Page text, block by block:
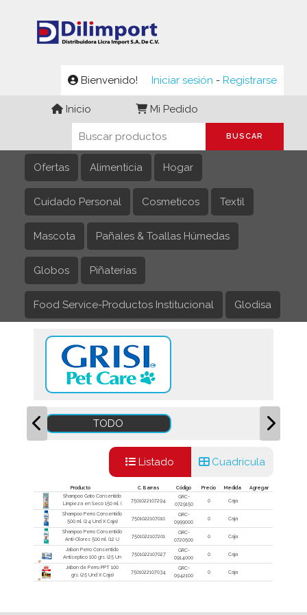
Bienvenido! Iniciar sesión -Registrarse
Inicio Mi Pedido
Ofertas Alimenticia Hogar
Cuidado Personal Cosmeticos Textil
Mascota Pañales & Toallas Húmedas
Globos Piñaterias
Food Service-Productos Institucional Glodisa
TODO
Listado Cuadricula
Producto C. Barras Código Precio Medida
Agregar
Shampoo Gato Consentido
Limpieza en Seco 150 ml. (
7501022107294
GRC-
0729150
0 Caja
Shampoo Perro Consentido
500 ml. (24 Und X Caja)
7501022107010
GRC-
0999000
0 Caja
Shampoo Perro Consentido
Anti-Olores 500 ml. (12 U
7501022107201
GRC-
0720500
0 Caja
Jabon Perro Consentido
Antiseptico 100 grs. (25 Un
7501022107027
GRC-
0914000
0 Caja
Jabon de Perro PPT 100
grs. (25 Und X Caja)
7501022107034
GRC-
0942100
0 Caja